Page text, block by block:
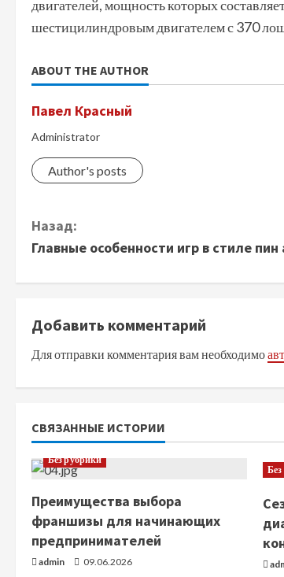
двигателей, мощность которых
шестицилиндровым двигателем с 370
ABOUT THE AUTHOR
Павел Красный
Administrator
Author's posts
П
д
о
л
ж
и
т
ь
ч
Назад:
Главные особенности игр в стиле пин
Добавить комментарий
Для отправки комментария вам необходимо
СВЯЗАННЫЕ ИСТОРИИ
Без рубрики
Преимущества выбора
франшизы для начинающих
предпринимателей
admin 09.06.2026